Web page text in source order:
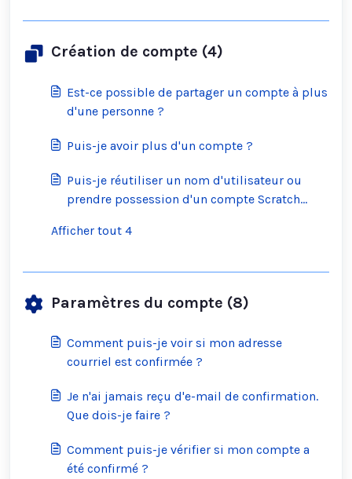
Création de compte (4)
Est-ce possible de partager un compte à plus
d'une personne ?
Puis-je avoir plus d'un compte ?
Puis-je réutiliser un nom d'utilisateur ou
prendre possession d'un compte Scratch
Afficher tout 4
Paramètres du compte (8)
Comment puis-je voir si mon adresse
courriel est confirmée ?
Je n'ai jamais reçu d'e-mail de confirmation.
Que dois-je faire ?
Comment puis-je vérifier si mon compte a
été confirmé ?